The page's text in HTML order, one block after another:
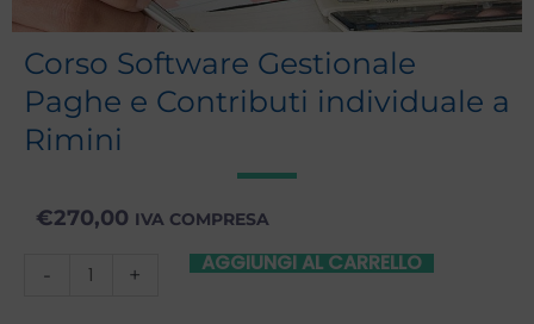
Corso Software Gestionale
Paghe e Contributi individuale a
Rimini
€270,00 IVA COMPRESA
-
Corso
+ AGGIUNGI AL CARRELLO